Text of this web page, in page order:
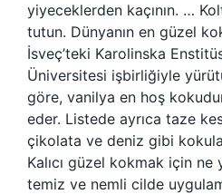
yiyeceklerden kaçının. …
tutun. Dünyanın en güzel
İsveç’teki Karolinska
Üniversitesi işbirliğiyle
göre, vanilya en hoş
eder. Listede ayrıca taze
çikolata ve deniz gibi
Kalıcı güzel kokmak için ne
temiz ve nemli cilde